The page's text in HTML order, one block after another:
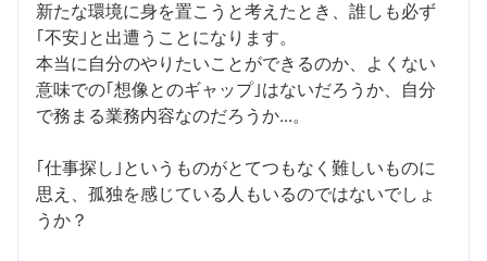
新たな環境に身を置こうと考えたとき、誰しも必ず
｢不安｣と出遭うことになります。
本当に自分のやりたいことができるのか、よくない
意味での｢想像とのギャップ｣はないだろうか、自分
で務まる業務内容なのだろうか...。
｢仕事探し｣というものがとてつもなく難しいものに
思え、孤独を感じている人もいるのではないでしょ
うか？